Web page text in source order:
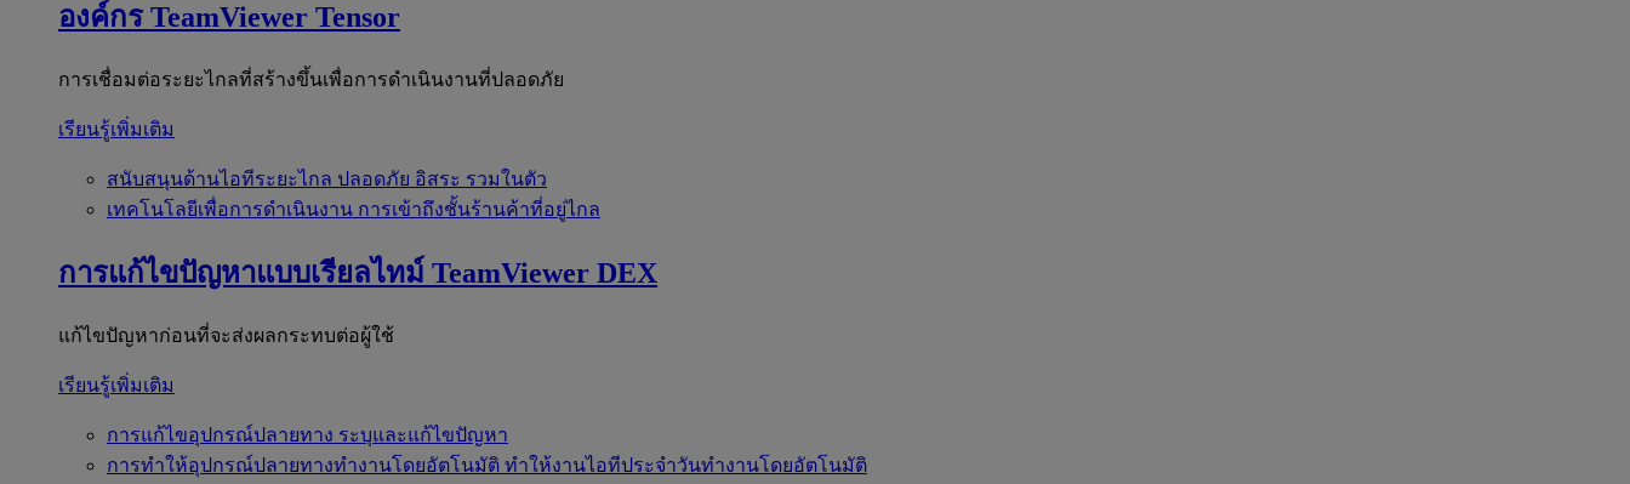
องค์กร TeamViewer Tensor
การเชื่อมต่อระยะไกลที่สร้างขึ้นเพื่อการดำเนินงานที่ปลอดภัย
เรียนรู้เพิ่มเติม
สนับสนุนด้านไอทีระยะไกล ปลอดภัย อิสระ รวมในตัว
เทคโนโลยีเพื่อการดำเนินงาน การเข้าถึงชั้นร้านค้าที่อยู่ไกล
การแก้ไขปัญหาแบบเรียลไทม์ TeamViewer DEX
แก้ไขปัญหาก่อนที่จะส่งผลกระทบต่อผู้ใช้
เรียนรู้เพิ่มเติม
การแก้ไขอุปกรณ์ปลายทาง ระบุและแก้ไขปัญหา
การทำให้อุปกรณ์ปลายทางทำงานโดยอัตโนมัติ ทำให้งานไอทีประจำวันทำงานโดยอัตโนมัติ